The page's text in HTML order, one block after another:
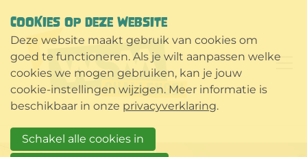
COOKIES OP DEZE WEBSITE
Deze website maakt gebruik van cookies om
goed te functioneren. Als je wilt aanpassen welke
cookies we mogen gebruiken, kan je jouw
cookie-instellingen wijzigen. Meer informatie is
beschikbaar in onze privacyverklaring.
Schakel alle cookies in